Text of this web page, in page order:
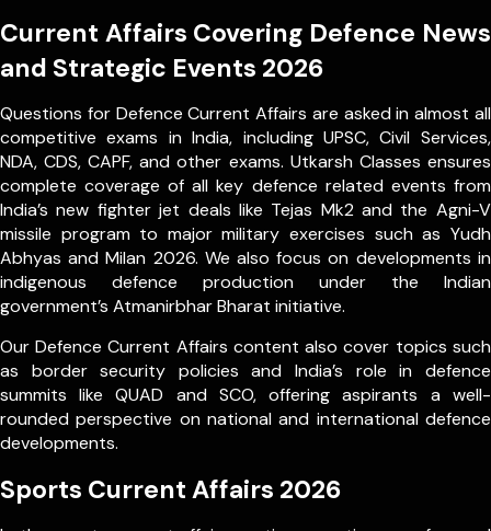
Current Affairs Covering Defence News
and Strategic Events 2026
Questions for Defence Current Affairs are asked in almost all
competitive exams in India, including UPSC, Civil Services,
NDA, CDS, CAPF, and other exams. Utkarsh Classes ensures
complete coverage of all key defence related events from
India’s new fighter jet deals like Tejas Mk2 and the Agni-V
missile program to major military exercises such as Yudh
Abhyas and Milan 2026. We also focus on developments in
indigenous defence production under the Indian
government’s Atmanirbhar Bharat initiative.
Our Defence Current Affairs content also cover topics such
as border security policies and India’s role in defence
summits like QUAD and SCO, offering aspirants a well-
rounded perspective on national and international defence
developments.
Sports Current Affairs 2026